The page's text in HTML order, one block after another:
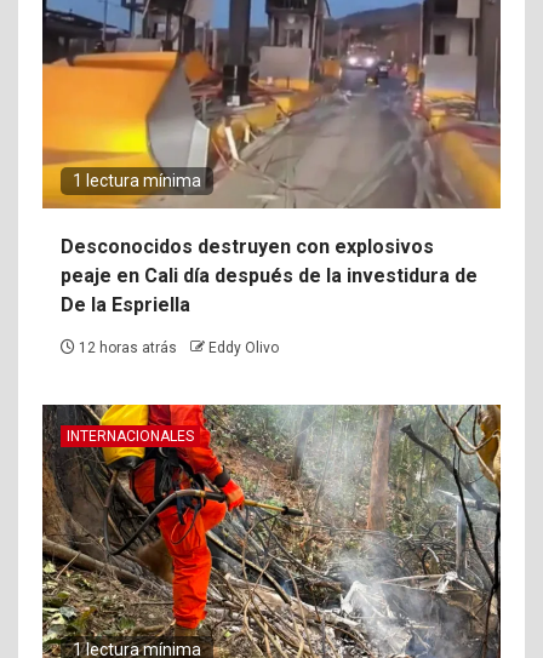
1 lectura mínima
Desconocidos destruyen con explosivos
peaje en Cali día después de la investidura de
De la Espriella
12 horas atrás Eddy Olivo
INTERNACIONALES
1 lectura mínima